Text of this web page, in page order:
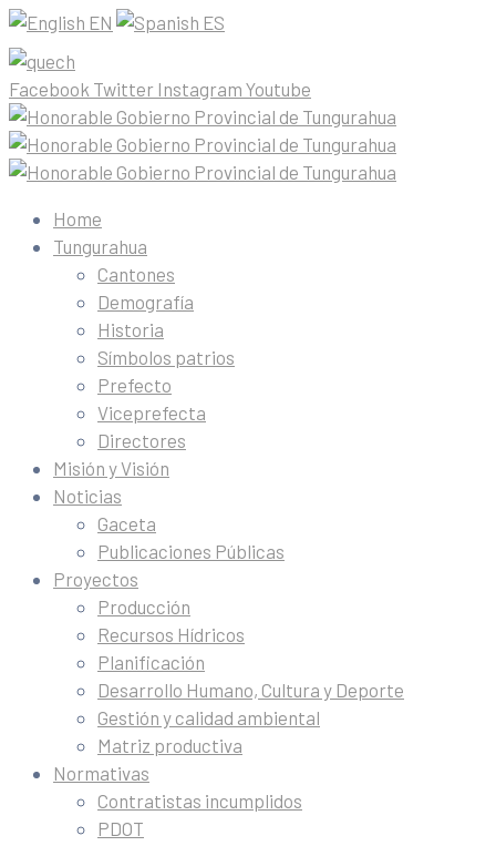
EN ES
Facebook Twitter Instagram Youtube
Home
Tungurahua
Cantones
Demografía
Historia
Símbolos patrios
Prefecto
Viceprefecta
Directores
Misión y Visión
Noticias
Gaceta
Publicaciones Públicas
Proyectos
Producción
Recursos Hídricos
Planificación
Desarrollo Humano, Cultura y Deporte
Gestión y calidad ambiental
Matriz productiva
Normativas
Contratistas incumplidos
PDOT